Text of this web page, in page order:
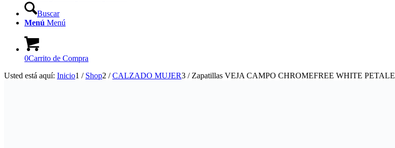
Buscar
Menú Menú
0Carrito de Compra
Usted está aquí: Inicio1 / Shop2 / CALZADO MUJER3 / Zapatillas VEJA CAMPO CHROMEFREE WHITE PETALE